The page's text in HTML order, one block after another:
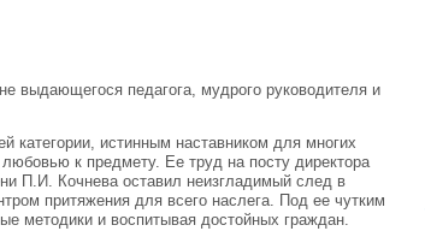
выдающегося педагога, мудрого руководителя и
категории, истинным наставником для многих
к предмету. Ее труд на посту директора
П.И. Кочнева оставил неизгладимый след в
притяжения для всего наслега. Под ее чутким
методики и воспитывая достойных граждан.